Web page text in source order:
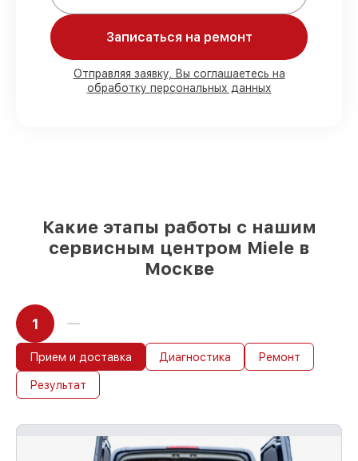
Мы гарантируем:
80%работ с возможностью
присутствовать
90%комплектующих для духовых
Записаться на ремонт
Отправляя заявку, Вы соглашаетесь на
обработку персональных данных
Какие этапы работы с нашим
сервисным центром Miele в
Москве
1
Прием и доставка Диагностика Ремонт
Результат